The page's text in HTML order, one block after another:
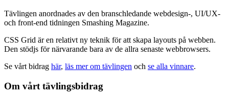
Tävlingen anordnades av den branschledande webdesign-, UI/UX-
och front-end tidningen Smashing Magazine.
CSS Grid är en relativt ny teknik för att skapa layouts på webben.
Den stödjs för närvarande bara av de allra senaste webbrowsers.
Se vårt bidrag här, läs mer om tävlingen och se alla vinnare.
Om vårt tävlingsbidrag